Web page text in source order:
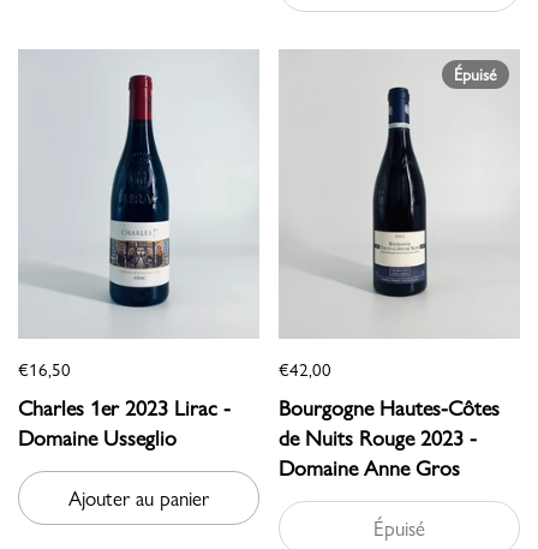
€16,50
Charles 1er 2023 Lirac -
Domaine Usseglio
Ajouter au panier
€42,00
Bourgogne Hautes-Côtes
de Nuits Rouge 2023 -
Domaine Anne Gros
Épuisé
Épuisé